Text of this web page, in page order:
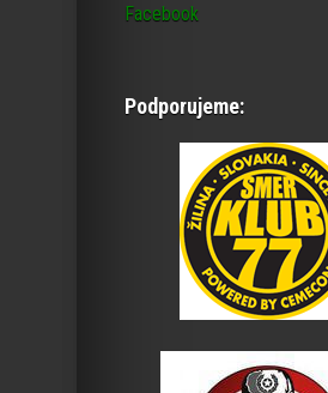
Facebook
Podporujeme: